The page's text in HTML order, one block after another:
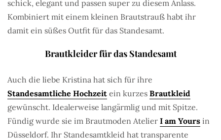
schick, elegant und passen super zu diesem Anlass.
Kombiniert mit einem kleinen Brautstrauß habt ihr
damit ein süßes Outfit für das Standesamt.
Brautkleider für das Standesamt
Auch die liebe Kristina hat sich für ihre
Standesamtliche Hochzeit ein kurzes Brautkleid
gewünscht. Idealerweise langärmlig und mit Spitze.
Fündig wurde sie im Brautmoden Atelier I am Yours in
Düsseldorf. Ihr Standesamtkleid hat transparente